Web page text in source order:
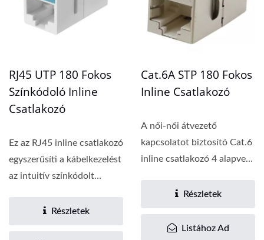
RJ45 UTP 180 Fokos
Színkódoló Inline
Csatlakozó
Ez az RJ45 inline csatlakozó
egyszerűsíti a kábelkezelést
az intuitív színkódolt
Részletek
Cat.6A STP 180 Fokos
Inline Csatlakozó
A női-női átvezető
kapcsolatot biztosító Cat.6
inline csatlakozó 4 alapvető
Részletek
Listához Ad